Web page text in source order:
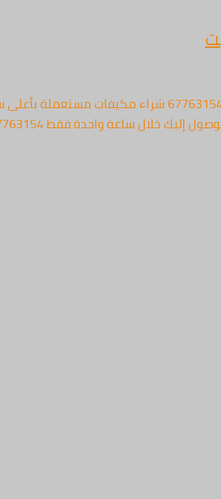
الرئيسية – سكراب الكويت أعلى سعر كاش فوري سكراب